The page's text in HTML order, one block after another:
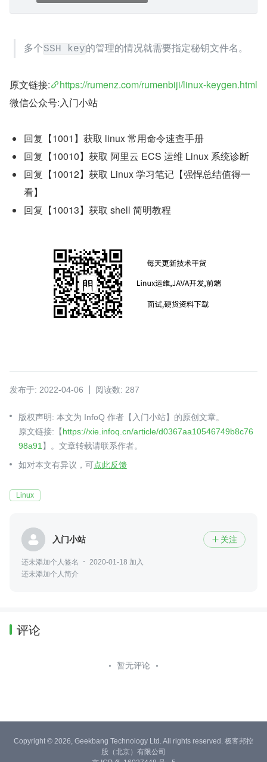
多个SSH key的管理的情况就需要指定秘钥文件名。
原文链接:
https://rumenz.com/rumenbiji/linux-keygen.html
微信公众号:入门小站
回复【1001】获取 linux 常用命令速查手册
回复【10010】获取 阿里云 ECS 运维 Linux 系统诊断
回复【10012】获取 Linux 学习笔记【强悍总结值得一
看】
回复【10013】获取 shell 简明教程
发布于: 2022-04-06 阅读数: 287
版权声明: 本文为 InfoQ 作者【入门小站】的原创文章。
原文链接:【https://xie.infoq.cn/article/d0367aa10546749b8c76
98a91 】。文章转载请联系作者。
如对本文有异议，可点此反馈
Linux
入门小站  关注
还未添加个人签名
2020-01-18 加入
还未添加个人简介
评论
暂无评论
Copyright © 2026, Geekbang Technology Ltd. All rights reserved. 极客邦控
股（北京）有限公司